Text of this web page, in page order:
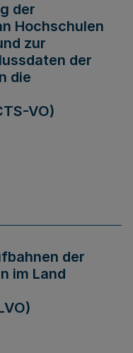
der
Hochschulen
zur
der
die
VO)
der
im Land